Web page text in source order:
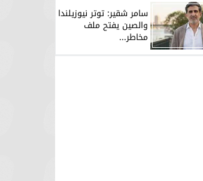
سامر شقير: توتر نيوزيلندا
والصين يفتح ملف
مخاطر...